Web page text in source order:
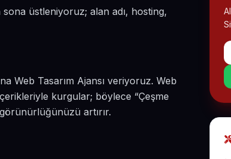
üstleniyoruz; alan adı, hosting,
Web Tasarım Ajansı veriyoruz. Web
kurgular; böylece “Çeşme
artırır.